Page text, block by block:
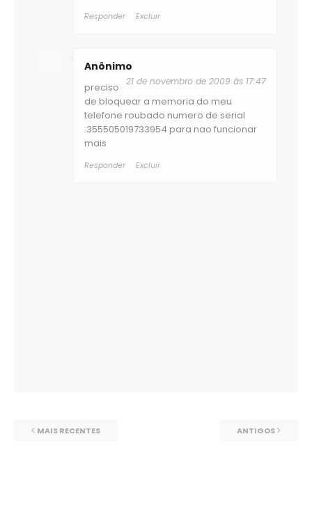
Anônimo
21 de novembro de 2009 às 17:47
preciso
de bloquear a memoria do meu
telefone roubado numero de serial
:355505019733954 para nao funcionar
mais
Responder Excluir
Responder Excluir
MAIS RECENTES ANTIGOS